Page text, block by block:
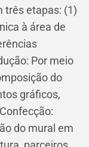
três etapas: (1)
à área de
Por meio
do
gráficos,
do mural em